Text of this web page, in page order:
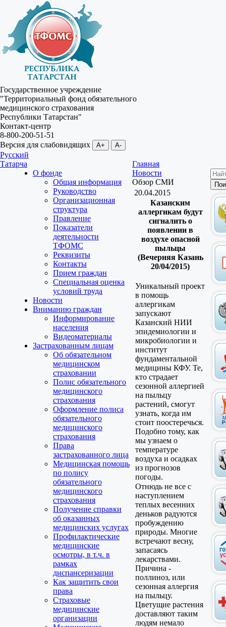
Государственное учреждение
"Территориальный фонд обязательного
медицинского страхования
Республики Татарстан"
Контакт-центр
8-800-200-51-51
Версия для слабовидящих
A+ A-
Русский
Татарча
О фонде
Общая информация
Руководство
Организационная
структура
Правление
Показатели
деятельности
ТФОМС
Реквизиты
Контакты
Прием граждан
Специальная оценка
условий труда
Новости
Вниманию граждан
Информирование
населения
Видеоматериалы
Застрахованным лицам
Об обязательном
медицинском
страховании
Полис обязательного
медицинского
страхования
Оформление полиса
обязательного
медицинского
страхования
Права
застрахованного лица
Медицинская помощь
по полису
обязательного
медицинского
страхования
Получение справки
об оказанных
медицинских услугах
Профилактические
медицинские
осмотры, в т.ч. в
рамках
диспансеризации
Как защитить свои
права
Страховые
медицинские
организации
Главная
Новости
Обзор СМИ
20.04.2015
Казанским
аллергикам будут
сигналить о
появлении в
воздухе опасной
пыльцы
(Вечерняя Казань
20/04/2015)
Уникальный проект
в помощь
аллергикам
запускают
Казанский НИИ
эпидемиологии и
микробиологии и
институт
фундаментальной
медицины КФУ. Те,
кто страдает
сезонной аллергией
на пыльцу
растений, смогут
узнать, когда им
стоит поостеречься.
Подобно тому, как
мы узнаем о
температуре
воздуха и осадках
из прогнозов
погоды.
Отнюдь не все с
наступлением
теплых весенних
деньков радуются
пробуждению
природы. Многие
встречают весну,
запасаясь
лекарствами.
Причина -
поллиноз, или
сезонная аллергия
на пыльцу.
Цветущие растения
доставляют таким
людям немало